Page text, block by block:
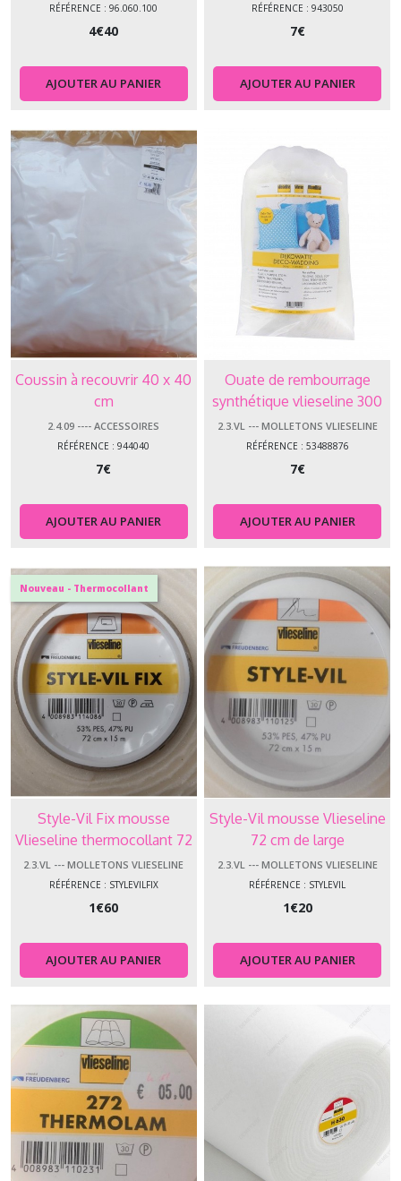
RÉFÉRENCE : 96.060.100
4€40
AJOUTER AU PANIER
RÉFÉRENCE : 943050
7€
AJOUTER AU PANIER
Coussin à recouvrir 40 x 40
cm
2.4.09 ---- ACCESSOIRES
RÉFÉRENCE : 944040
7€
AJOUTER AU PANIER
Ouate de rembourrage
synthétique vlieseline 300
gr
2.3.VL --- MOLLETONS VLIESELINE
RÉFÉRENCE : 53488876
7€
AJOUTER AU PANIER
Nouveau - Thermocollant
Style-Vil Fix mousse
Vlieseline thermocollant 72
cm de large
2.3.VL --- MOLLETONS VLIESELINE
RÉFÉRENCE : STYLEVILFIX
1€60
AJOUTER AU PANIER
Style-Vil mousse Vlieseline
72 cm de large
2.3.VL --- MOLLETONS VLIESELINE
RÉFÉRENCE : STYLEVIL
1€20
AJOUTER AU PANIER